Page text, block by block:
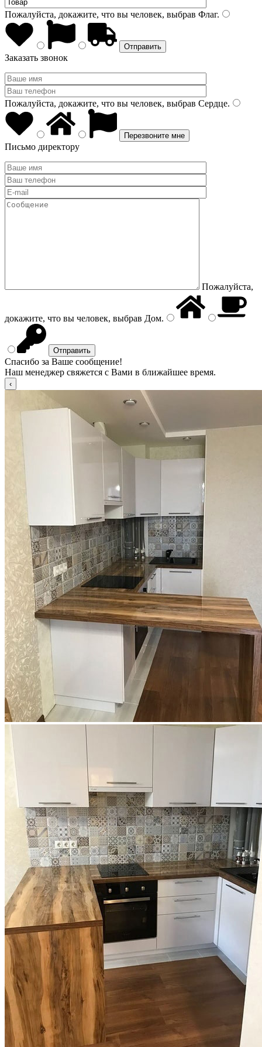
Пожалуйста, докажите, что вы человек, выбрав Флаг.
Заказать звонок
Пожалуйста, докажите, что вы человек, выбрав Сердце.
Письмо директору
Пожалуйста,
докажите, что вы человек, выбрав Дом.
Спасибо за Ваше сообщение!
Наш менеджер свяжется с Вами в ближайшее время.